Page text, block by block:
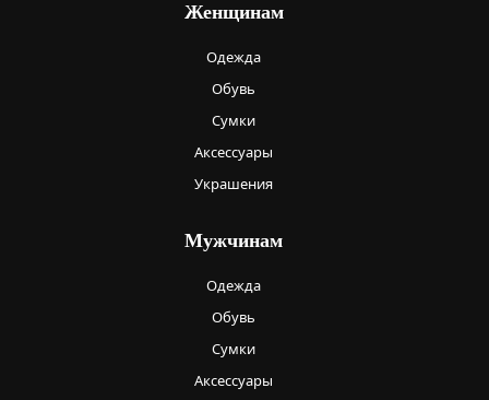
Женщинам
Одежда
Обувь
Сумки
Аксессуары
Украшения
Мужчинам
Одежда
Обувь
Сумки
Аксессуары